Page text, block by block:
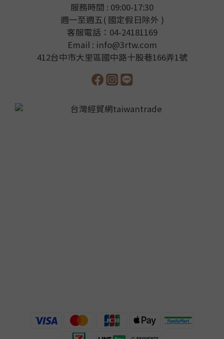
服務時間 : 09:00-17:30
週一至週五( 國定假日除外 )
客服電話：04-24181169
Email : info@3rtw.com
412台中市大里區國中路十股巷166弄1號